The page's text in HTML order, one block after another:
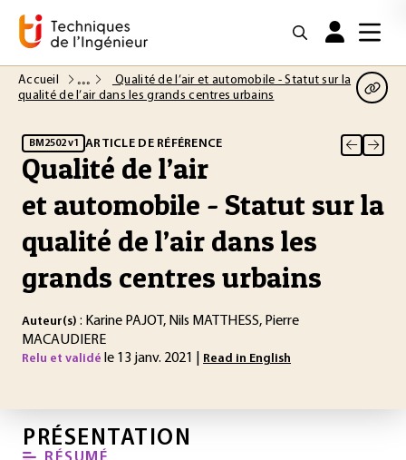
Accueil
Qualité de l’air et automobile - Statut sur la
qualité de l’air dans les grands centres urbains
BM2502 v1 ARTICLE DE RÉFÉRENCE
Qualité de l’air
et automobile - Statut sur la
qualité de l’air dans les
grands centres urbains
Auteur(s) : Karine PAJOT, Nils MATTHESS, Pierre
MACAUDIERE
Relu et validé le 13 janv. 2021 | Read in English
PRÉSENTATION